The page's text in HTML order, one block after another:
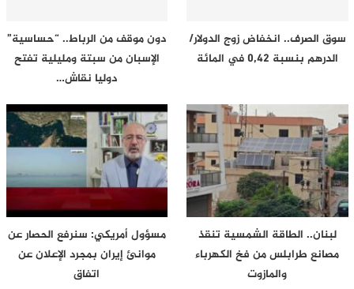
سوق الصرف.. انخفاض زوج الدولار/
الدرهم بنسبة 0,42 في المائة
دون موقف من الرباط.. “حساسية”
الإسبان من سبتة ومليلية تفتح
دوليا نقاش…
لبنان.. الطاقة الشمسية تنقذ
مصانع طرابلس من فخ الكهرباء
والمازوت
مسؤول أمريكي: سنرفع الحصار عن
موانئ إيران بمجرد الإعلان عن
اتفاق